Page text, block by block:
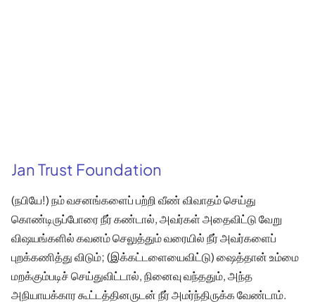
Jan Trust Foundation
(நபியே!) நம் வசனங்களைப் பற்றி வீண் விவாதம் செய்து
கொண்டிருப்போரை நீர் கண்டால், அவர்கள் அதைவிட்டு வேறு
விஷயங்களில் கவனம் செலுத்தும் வரையில் நீர் அவர்களைப்
புறக்கணித்து விடும்; (இக்கட்டளையைவிட்டு) ஷைத்தான் உம்மை
மறக்கும்படிச் செய்துவிட்டால், நினைவு வந்ததும், அந்த
அநியாயக்கார கூட்டத்தினருடன் நீர் அமர்ந்திருக்க வேண்டாம்.